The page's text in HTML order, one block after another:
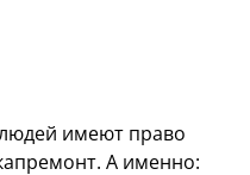
имеют право
А именно: